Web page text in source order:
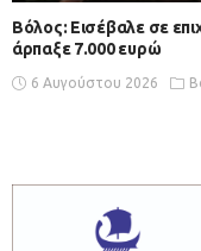
Βόλος: Εισέβαλε σε
άρπαξε 7.000 ευρώ
6 Αυγούστου 2026